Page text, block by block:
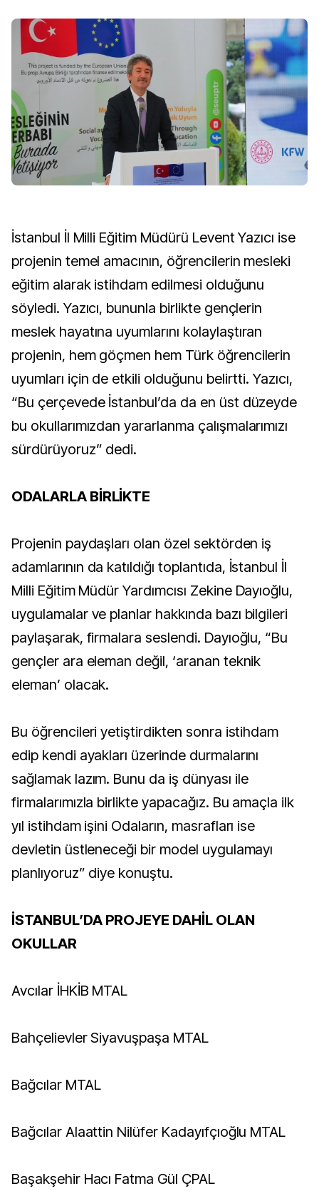
İstanbul İl Milli Eğitim Müdürü Levent Yazıcı ise
projenin temel amacının, öğrencilerin mesleki
eğitim alarak istihdam edilmesi olduğunu
söyledi. Yazıcı, bununla birlikte gençlerin
meslek hayatına uyumlarını kolaylaştıran
projenin, hem göçmen hem Türk öğrencilerin
uyumları için de etkili olduğunu belirtti. Yazıcı,
“Bu çerçevede İstanbul’da da en üst düzeyde
bu okullarımızdan yararlanma çalışmalarımızı
sürdürüyoruz” dedi.
ODALARLA BİRLİKTE
Projenin paydaşları olan özel sektörden iş
adamlarının da katıldığı toplantıda, İstanbul İl
Milli Eğitim Müdür Yardımcısı Zekine Dayıoğlu,
uygulamalar ve planlar hakkında bazı bilgileri
paylaşarak, firmalara seslendi. Dayıoğlu, “Bu
gençler ara eleman değil, ‘aranan teknik
eleman’ olacak.
Bu öğrencileri yetiştirdikten sonra istihdam
edip kendi ayakları üzerinde durmalarını
sağlamak lazım. Bunu da iş dünyası ile
firmalarımızla birlikte yapacağız. Bu amaçla ilk
yıl istihdam işini Odaların, masrafları ise
devletin üstleneceği bir model uygulamayı
planlıyoruz” diye konuştu.
İSTANBUL’DA PROJEYE DAHİL OLAN
OKULLAR
Avcılar İHKİB MTAL
Bahçelievler Siyavuşpaşa MTAL
Bağcılar MTAL
Bağcılar Alaattin Nilüfer Kadayıfçıoğlu MTAL
Başakşehir Hacı Fatma Gül ÇPAL